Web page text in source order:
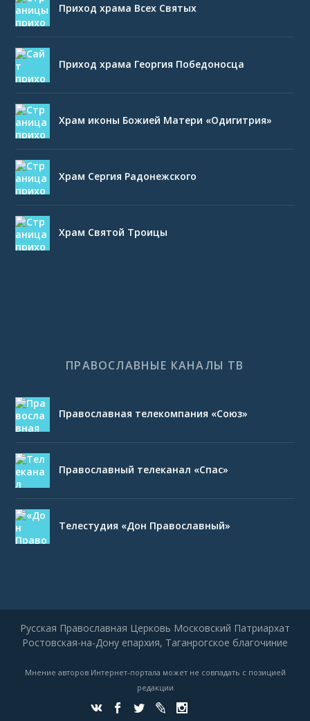
Приход храма Всех Святых
Приход храма Георгия Победоносца
Храм иконы Божией Матери «Одигитрия»
Храм Сергия Радонежского
Храм Святой Троицы
ПРАВОСЛАВНЫЕ КАНАЛЫ ТВ
Православная телекомпания «Союз»
Православный телеканал «Спас»
Телестудия «Дон Православный»
Русская Православная Церковь Московский Патриархат
Ростовская-на-Дону епархия, Таганрогское благочиние
Мнение авторов Интернет-портала может не совпадать с позицией
редакции